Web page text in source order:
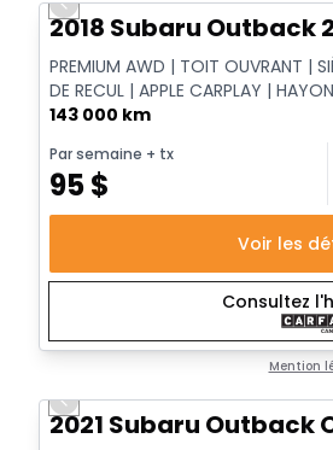
Previous slide
2018 Subaru Outback
PREMIUM AWD | TOIT OUVRANT |
DE RECUL | APPLE CARPLAY |
143 000 km
Par semaine + tx
95$
Voir les
Consultez
Mention
Vidéo disponible
Previous slide
2021 Subaru Outback